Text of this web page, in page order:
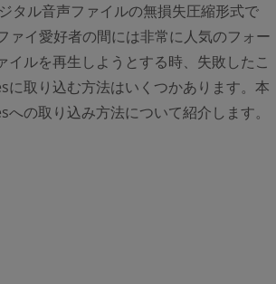
タル音声ファイルの無損失圧縮形式で
ァイ愛好者の間には非常に人気のフォー
ルを再生しようとする時、失敗したこ
に取り込む方法はいくつかあります。本
の取り込み方法について紹介します。